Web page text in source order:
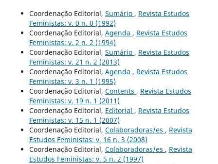
Coordenação Editorial, Sumário , Revista Estudos
Feministas: v. 0 n. 0 (1992)
Coordenação Editorial, Agenda , Revista Estudos
Feministas: v. 2 n. 2 (1994)
Coordenação Editorial, Sumário , Revista Estudos
Feministas: v. 21 n. 2 (2013)
Coordenação Editorial, Agenda , Revista Estudos
Feministas: v. 3 n. 1 (1995)
Coordenação Editorial, Contents , Revista Estudos
Feministas: v. 19 n. 1 (2011)
Coordenação Editorial, Editorial , Revista Estudos
Feministas: v. 15 n. 1 (2007)
Coordenação Editorial, Colaboradoras/es , Revista
Estudos Feministas: v. 16 n. 3 (2008)
Coordenação Editorial, Colaboradoras/es , Revista
Estudos Feministas: v. 5 n. 2 (1997)